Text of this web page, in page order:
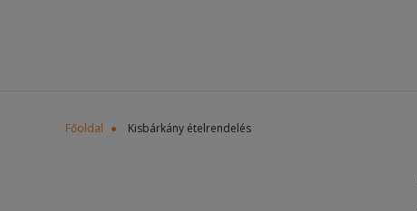
Főoldal Kisbárkány ételrendelés